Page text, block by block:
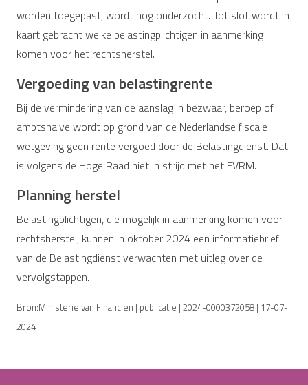
worden toegepast, wordt nog onderzocht. Tot slot wordt in
kaart gebracht welke belastingplichtigen in aanmerking
komen voor het rechtsherstel.
Vergoeding van belastingrente
Bij de vermindering van de aanslag in bezwaar, beroep of
ambtshalve wordt op grond van de Nederlandse fiscale
wetgeving geen rente vergoed door de Belastingdienst. Dat
is volgens de Hoge Raad niet in strijd met het EVRM.
Planning herstel
Belastingplichtigen, die mogelijk in aanmerking komen voor
rechtsherstel, kunnen in oktober 2024 een informatiebrief
van de Belastingdienst verwachten met uitleg over de
vervolgstappen.
Bron:Ministerie van Financiën | publicatie | 2024-0000372058 | 17-07-
2024